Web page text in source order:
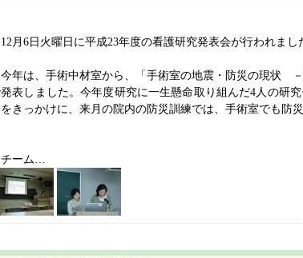
月6日火曜日に平成23年度の看護研究発表会が行われまし
は、手術中材室から、「手術室の地震・防災の現状 －
表しました。今年度研究に一生懸命取り組んだ4人の研
きっかけに、来月の院内の防災訓練では、手術室でも防
ーム…